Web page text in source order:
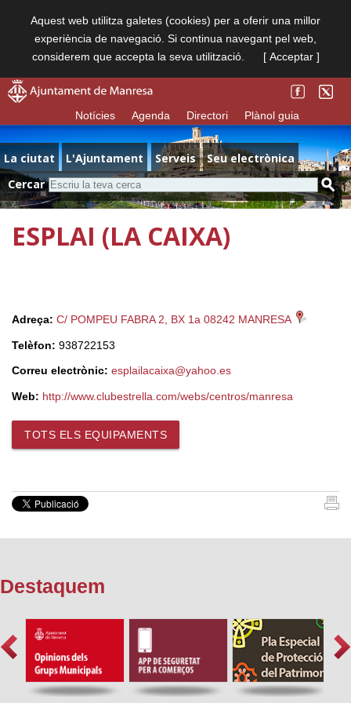
Aquest web utilitza galetes (cookies) per a oferir una millor
experiència de navegació. Si continua navegant pel web,
considerem que accepta la seva utilització.
[ Acceptar ]
Notícies Agenda Directori Plànol guia
La ciutat L'Ajuntament Serveis
Seu electrònica
Cercar
ESPLAI (LA CAIXA)
Adreça: C/ POMPEU FABRA 2, BX 1a 08242 MANRESA
Telèfon: 938722153
Correu electrònic: esplailacaixa@yahoo.es
Web: http://www.clubestrella.com/webs/centros/manresa
TOTS ELS EQUIPAMENTS
Destaquem